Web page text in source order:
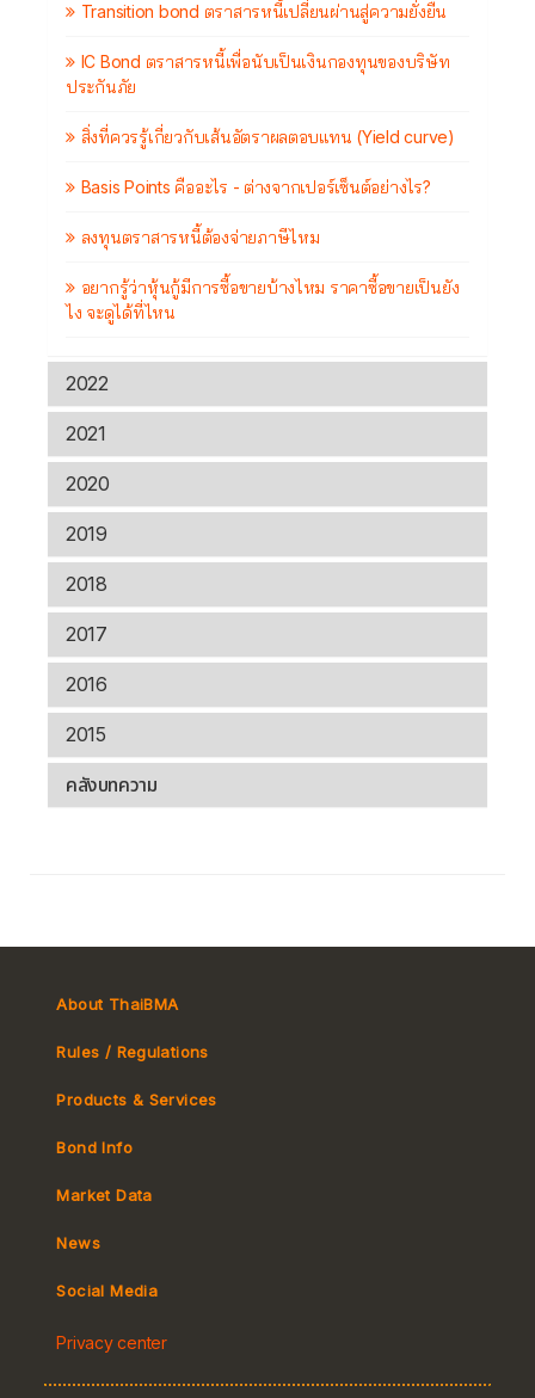
Transition bond ตราสารหนี้เปลี่ยนผ่านสู่ความยั่งยืน
IC Bond ตราสารหนี้เพื่อนับเป็นเงินกองทุนของบริษัท
ประกันภัย
สิ่งที่ควรรู้เกี่ยวกับเส้นอัตราผลตอบแทน (Yield curve)
Basis Points คืออะไร - ต่างจากเปอร์เซ็นต์อย่างไร?
ลงทุนตราสารหนี้ต้องจ่ายภาษีไหม
อยากรู้ว่าหุ้นกู้มีการซื้อขายบ้างไหม ราคาซื้อขายเป็นยัง
ไง จะดูได้ที่ไหน
2022
2021
2020
2019
2018
2017
2016
2015
คลังบทความ
About ThaiBMA
Rules / Regulations
Tax
Products & Services
MeBond
e-bookbuilding
Bond Info
Market Data
Yield Curve
News
Social Media
Privacy center